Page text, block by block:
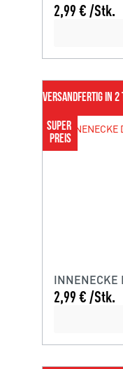
2,99 € /Stk.
VERSANDFERTIG IN 2
SUPER
PREIS
INNENECKE
2,99 € /Stk.